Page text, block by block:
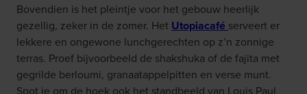
Bovendien is het pleintje voor het gebouw heerlijk
gezellig, zeker in de zomer. Het Utopiacafé serveert er
lekkere en ongewone lunchgerechten op z’n zonnige
terras. Proef bijvoorbeeld de shakshuka of de fajita met
gegrilde berloumi, granaatappelpitten en verse munt.